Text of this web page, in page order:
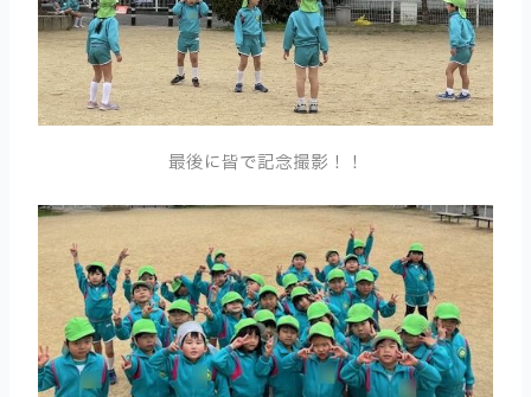
最後に皆で記念撮影！！